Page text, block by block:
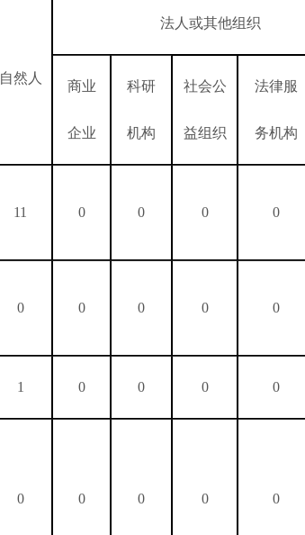
自然人
法人或其他组织
商业
企业
科研
机构
社会公
益组织
法律服
务机构
11 0 0 0 0
0 0 0 0 0
1 0 0 0 0
0 0 0 0 0